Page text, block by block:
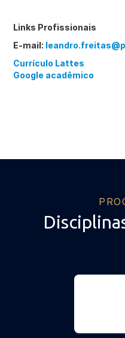
Links Profissionais
E-mail:
Currículo Lattes
Google acadêmico